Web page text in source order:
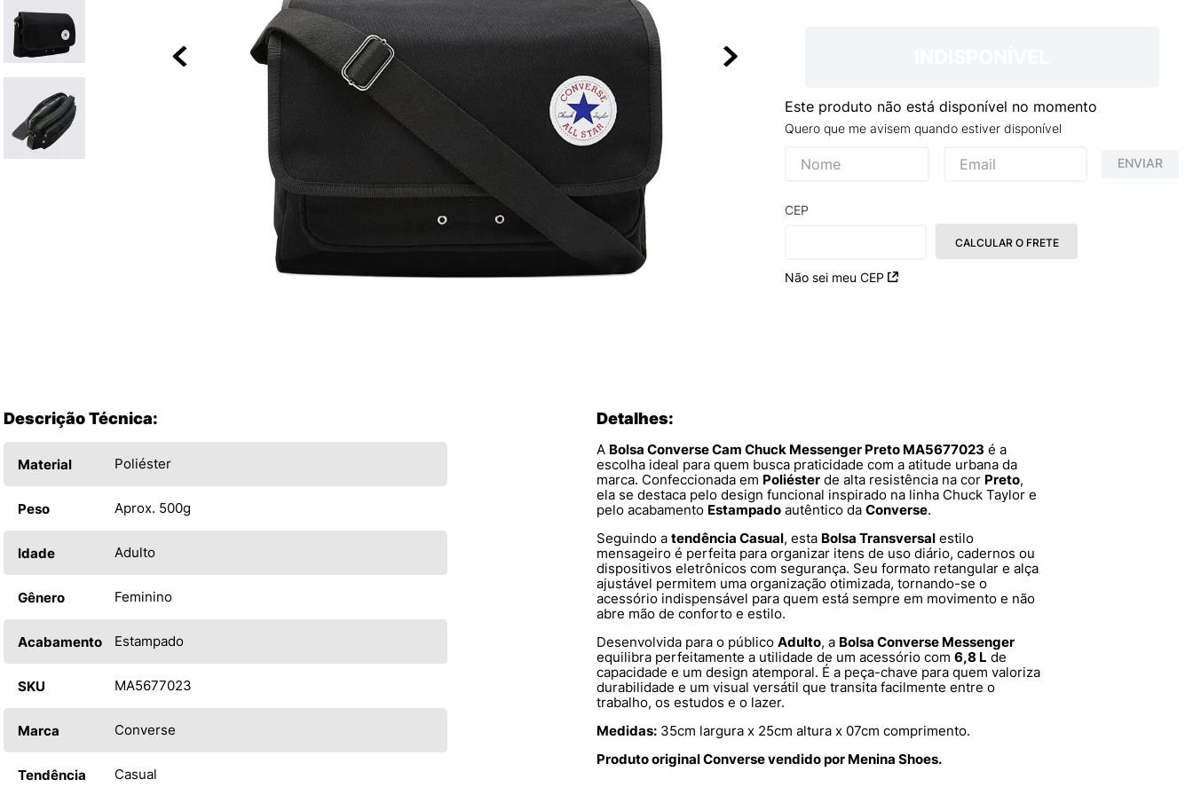
Este produto não está disponível no momento
Quero que me avisem quando estiver disponível
ENVIAR
CEP
Não sei meu CEP
CALCULAR O FRETE
Descrição Técnica:
Material Poliéster
Peso Aprox. 500g
Idade Adulto
Gênero Feminino
Acabamento Estampado
SKU MA5677023
Marca Converse
Tendência Casual
Detalhes:
A Bolsa Converse Cam Chuck Messenger Preto MA5677023 é a
escolha ideal para quem busca praticidade com a atitude urbana da
marca. Confeccionada em Poliéster de alta resistência na cor Preto,
ela se destaca pelo design funcional inspirado na linha Chuck Taylor e
pelo acabamento Estampado autêntico da Converse.
Seguindo a tendência Casual, esta Bolsa Transversal estilo
mensageiro é perfeita para organizar itens de uso diário, cadernos ou
dispositivos eletrônicos com segurança. Seu formato retangular e alça
ajustável permitem uma organização otimizada, tornando-se o
acessório indispensável para quem está sempre em movimento e não
abre mão de conforto e estilo.
Desenvolvida para o público Adulto, a Bolsa Converse Messenger
equilibra perfeitamente a utilidade de um acessório com 6,8 L de
capacidade e um design atemporal. É a peça-chave para quem valoriza
durabilidade e um visual versátil que transita facilmente entre o
trabalho, os estudos e o lazer.
Medidas: 35cm largura x 25cm altura x 07cm comprimento.
Produto original Converse vendido por Menina Shoes.